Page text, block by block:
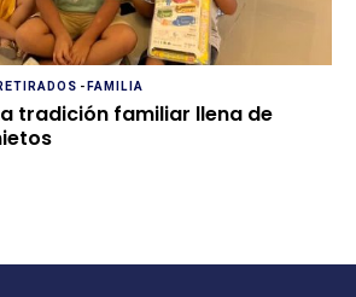
-FAMILIA
tradición familiar llena de